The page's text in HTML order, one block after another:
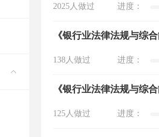
2025人做过 进度：
《银行业法律法规与综
138人做过 进度：
《银行业法律法规与综
125人做过 进度：